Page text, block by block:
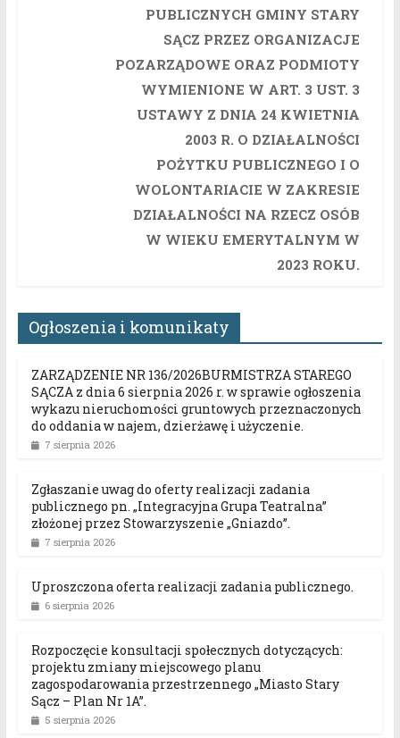
PUBLICZNYCH GMINY STARY
SĄCZ PRZEZ ORGANIZACJE
POZARZĄDOWE ORAZ PODMIOTY
WYMIENIONE W ART. 3 UST. 3
USTAWY Z DNIA 24 KWIETNIA
2003 R. O DZIAŁALNOŚCI
POŻYTKU PUBLICZNEGO I O
WOLONTARIACIE W ZAKRESIE
DZIAŁALNOŚCI NA RZECZ OSÓB
W WIEKU EMERYTALNYM W
2023 ROKU.
Ogłoszenia i komunikaty
ZARZĄDZENIE NR 136/2026BURMISTRZA STAREGO
SĄCZA z dnia 6 sierpnia 2026 r. w sprawie ogłoszenia
wykazu nieruchomości gruntowych przeznaczonych
do oddania w najem, dzierżawę i użyczenie.
7 sierpnia 2026
Zgłaszanie uwag do oferty realizacji zadania
publicznego pn. „Integracyjna Grupa Teatralna”
złożonej przez Stowarzyszenie „Gniazdo”.
7 sierpnia 2026
Uproszczona oferta realizacji zadania publicznego.
6 sierpnia 2026
Rozpoczęcie konsultacji społecznych dotyczących:
projektu zmiany miejscowego planu
zagospodarowania przestrzennego „Miasto Stary
Sącz – Plan Nr 1A”.
5 sierpnia 2026